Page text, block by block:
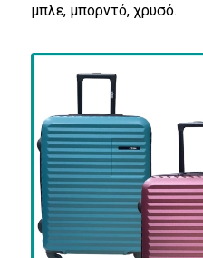
μπλε, μπορντό, χρυσό.